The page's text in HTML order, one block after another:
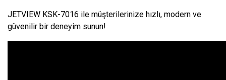
JETVIEW KSK-7016 ile müşterilerinize hızlı, modern ve
güvenilir bir deneyim sunun!